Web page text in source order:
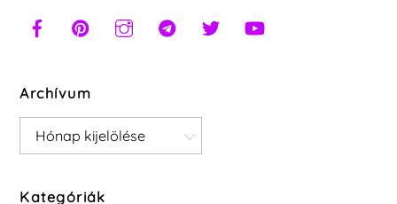
Archívum
Archívum
Kategóriák